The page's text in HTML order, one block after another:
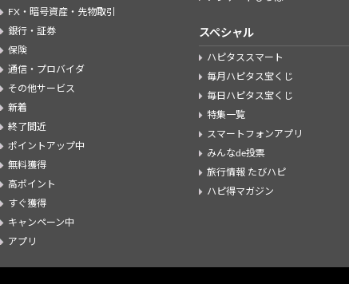
FX・暗号資産・先物取引
銀行・証券
保険
通信・プロバイダ
その他サービス
新着
終了間近
ポイントアップ中
無料獲得
高ポイント
すぐ獲得
キャンペーン中
アプリ
スペシャル
ハピタススマート
毎月ハピタス宝くじ
毎日ハピタス宝くじ
特集一覧
スマートフォンアプリ
みんなde投票
旅行情報 たびハピ
ハピ得マガジン